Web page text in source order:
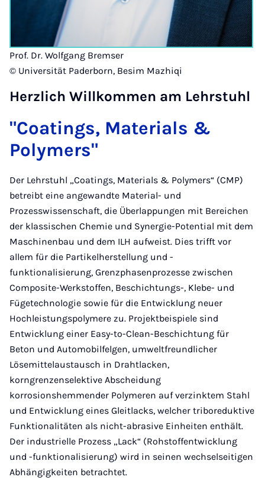
Prof. Dr. Wolfgang Bremser
© Universität Paderborn, Besim Mazhiqi
Herzlich Willkommen am Lehrstuhl
"Coatings, Materials &
Polymers"
Der Lehrstuhl „Coatings, Materials & Polymers“ (CMP)
betreibt eine angewandte Material- und
Prozesswissenschaft, die Überlappungen mit Bereichen
der klassischen Chemie und Synergie-Potential mit dem
Maschinenbau und dem ILH aufweist. Dies trifft vor
allem für die Partikelherstellung und -
funktionalisierung, Grenzphasenprozesse zwischen
Composite-Werkstoffen, Beschichtungs-, Klebe- und
Fügetechnologie sowie für die Entwicklung neuer
Hochleistungspolymere zu. Projektbeispiele sind
Entwicklung einer Easy-to-Clean-Beschichtung für
Beton und Automobilfelgen, umweltfreundlicher
Lösemittelaustausch in Drahtlacken,
korngrenzenselektive Abscheidung
korrosionshemmender Polymeren auf verzinktem Stahl
und Entwicklung eines Gleitlacks, welcher triboreduktive
Funktionalitäten als nicht-abrasive Einheiten enthält.
Der industrielle Prozess „Lack“ (Rohstoffentwicklung
und -funktionalisierung) wird in seinen wechselseitigen
Abhängigkeiten betrachtet.